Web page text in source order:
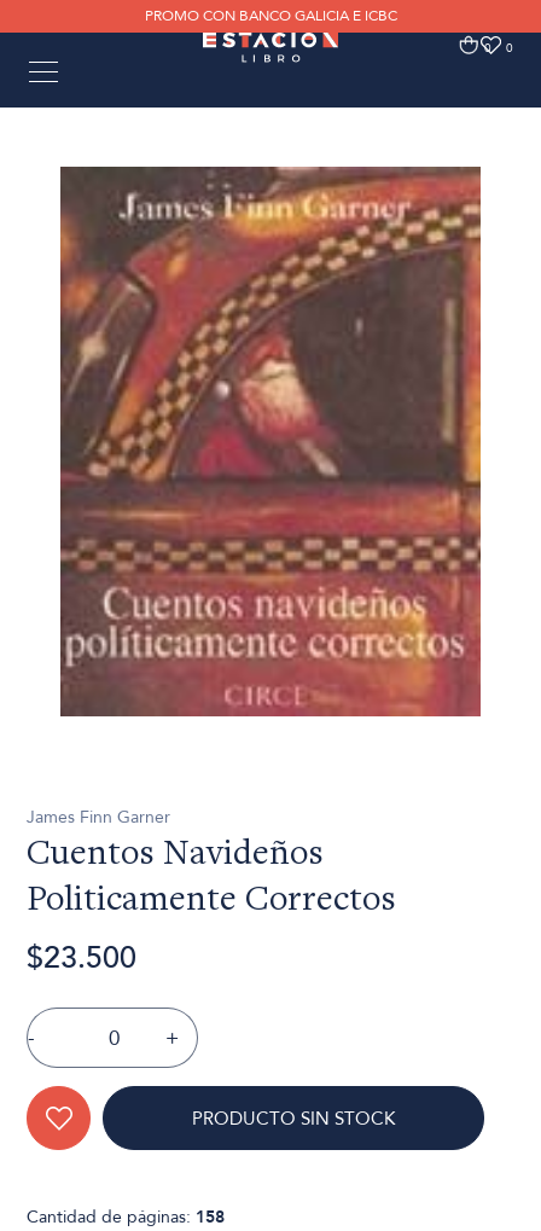
PROMO CON BANCO GALICIA E ICBC
0 0
James Finn Garner
Cuentos Navideños
Politicamente Correctos
$23.500
- +
PRODUCTO SIN STOCK
Cantidad de páginas: 158